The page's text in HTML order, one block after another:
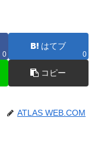
0
はてブ
0
コピー
ATLAS WEB.COM